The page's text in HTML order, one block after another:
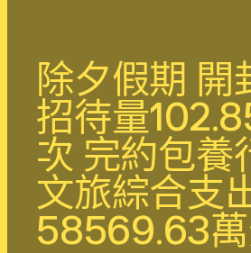
除夕假期 開
招待量
次 完約包養
文旅綜合支
58569.63